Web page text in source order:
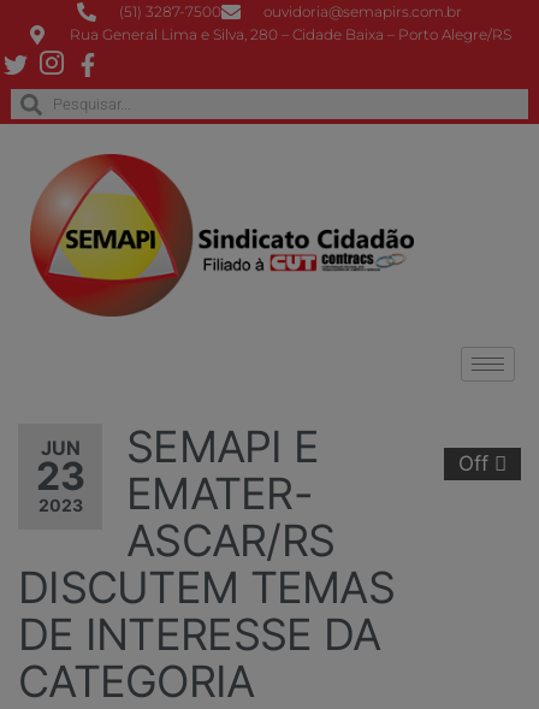
(51) 3287-7500
ouvidoria@semapirs.com.br
Rua General Lima e Silva, 280 – Cidade Baixa – Porto Alegre/RS
JUN
23
2023
Off
SEMAPI E
EMATER-
ASCAR/RS
DISCUTEM TEMAS
DE INTERESSE DA
CATEGORIA